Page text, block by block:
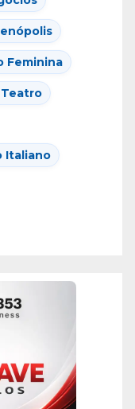
Feminina
Teatro
Italiano